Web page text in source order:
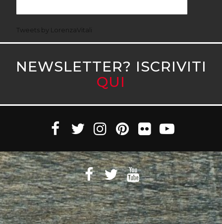
Tweets by LorenzaVitali
NEWSLETTER? ISCRIVITI
QUI